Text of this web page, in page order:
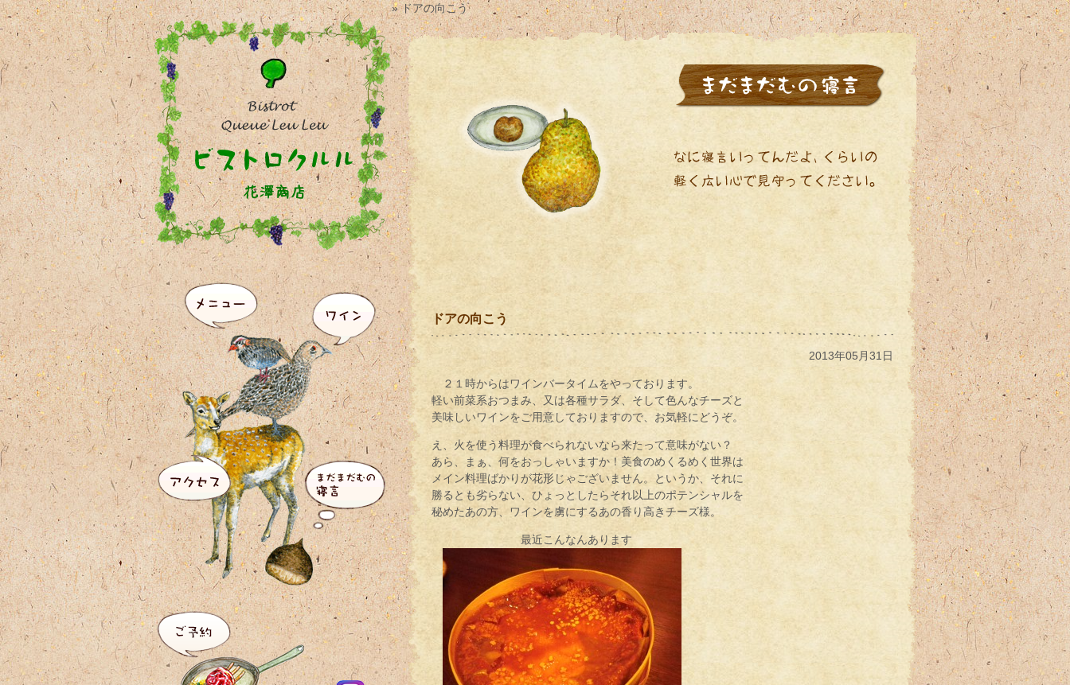
» ドアの向こう
ドアの向こう
2013年05月31日
２１時からはワインバータイムをやっております。
軽い前菜系おつまみ、又は各種サラダ、そして色んなチーズと
美味しいワインをご用意しておりますので、お気軽にどうぞ。
え、火を使う料理が食べられないなら来たって意味がない？
あら、まぁ、何をおっしゃいますか！美食のめくるめく世界は
メイン料理ばかりが花形じゃございません。というか、それに
勝るとも劣らない、ひょっとしたらそれ以上のポテンシャルを
秘めたあの方、ワインを虜にするあの香り高きチーズ様。
最近こんなんあります